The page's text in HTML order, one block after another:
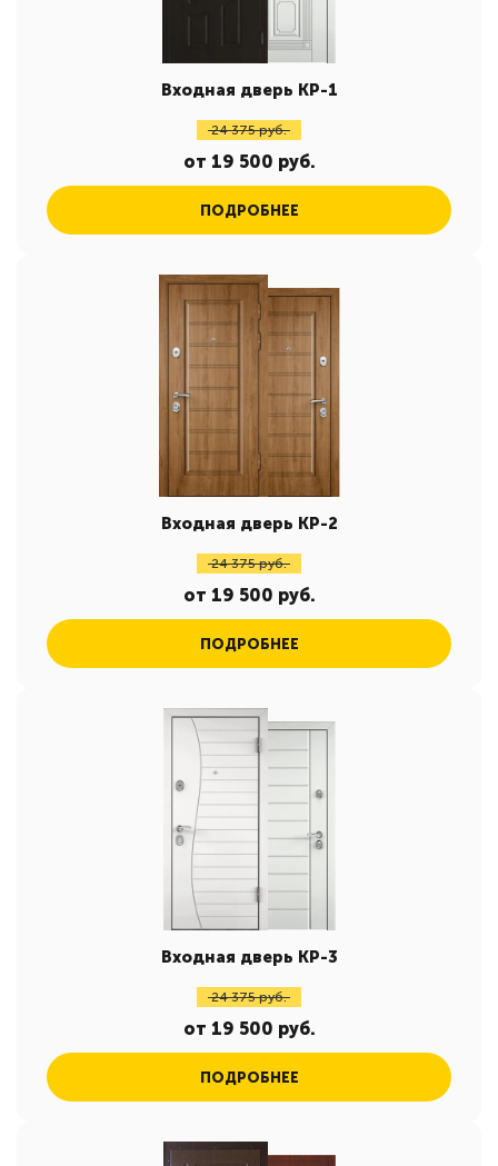
Входная дверь КР-1
24 375 руб.
от 19 500 руб.
ПОДРОБНЕЕ
Входная дверь КР-2
24 375 руб.
от 19 500 руб.
ПОДРОБНЕЕ
Входная дверь КР-3
24 375 руб.
от 19 500 руб.
ПОДРОБНЕЕ